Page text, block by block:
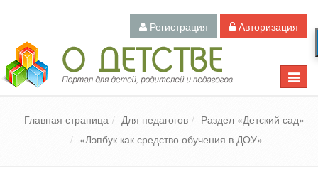
Регистрация Авторизация
Toggle
Педагогический портал «О детстве»
Главная страница Для педагогов
Раздел «Детский сад»
«Лэпбук как средство обучения в ДОУ»